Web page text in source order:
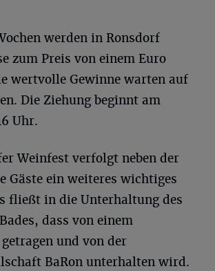
werden in Ronsdorf
zum Preis von einem Euro
wertvolle Gewinne warten auf
Die Ziehung beginnt am
Uhr.
Weinfest verfolgt neben der
Gäste ein weiteres wichtiges
fließt in die Unterhaltung des
dass von einem
und von der
BaRon unterhalten wird.